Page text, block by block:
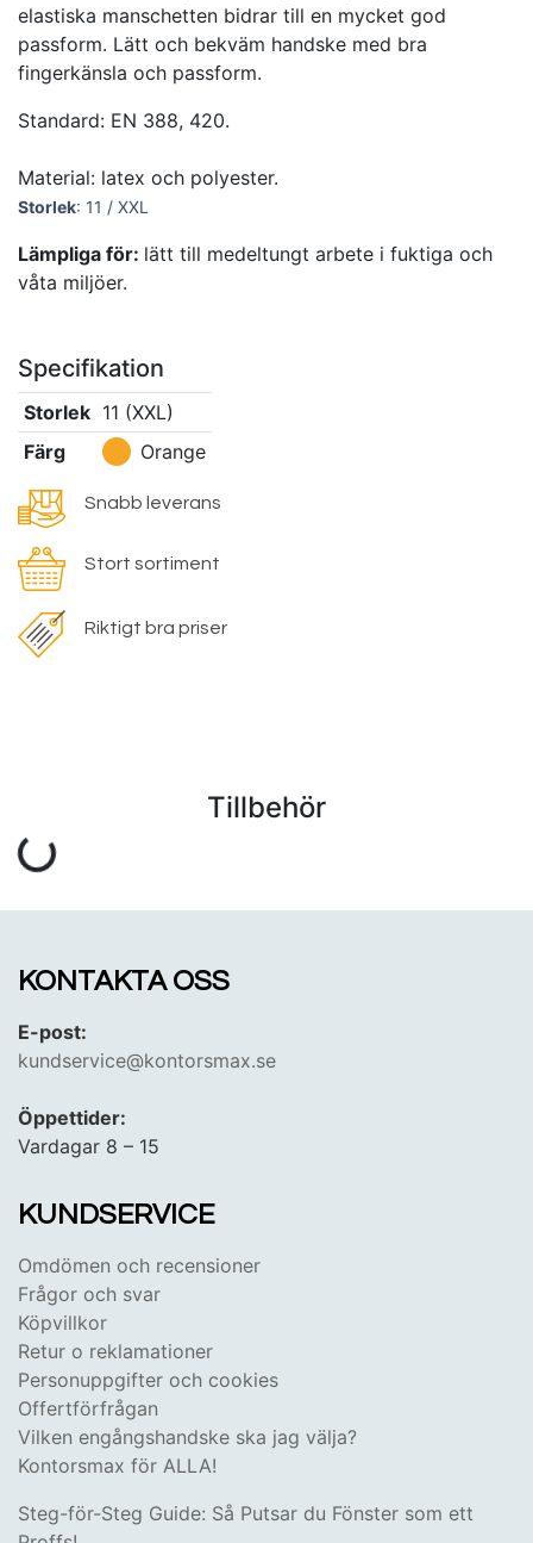
elastiska manschetten bidrar till en mycket god
passform. Lätt och bekväm handske med bra
fingerkänsla och passform.
Standard: EN 388, 420.
Material: latex och polyester.
Storlek: 11 / XXL
Lämpliga för: lätt till medeltungt arbete i fuktiga och
våta miljöer.
Specifikation
Storlek 11 (XXL)
Färg
Orange
Snabb leverans
Stort sortiment
Riktigt bra priser
Tillbehör
KONTAKTA OSS
E-post:
kundservice@kontorsmax.se
Öppettider:
Vardagar 8 – 15
KUNDSERVICE
Omdömen och recensioner
Frågor och svar
Köpvillkor
Retur o reklamationer
Personuppgifter och cookies
Offertförfrågan
Vilken engångshandske ska jag välja?
Kontorsmax för ALLA!
Steg-för-Steg Guide: Så Putsar du Fönster som ett